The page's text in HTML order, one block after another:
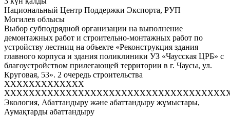
Национальный Центр Поддержки Экспорта, РУП
Могилев облысы
Выбор субподрядной организации на выполнение
демонтажных работ и строительно-монтажных работ по
устройству лестниц на объекте «Реконструкция здания
главного корпуса и здания поликлиники УЗ «Чаусская ЦРБ» с
благоустройством прилегающей территории в г. Чаусы, ул.
Круговая, 53». 2 очередь строительства
XXXXXXXXXXXXX
Экология, Абаттандыру және абаттандыру жұмыстары,
Аумақтарды абаттандыру